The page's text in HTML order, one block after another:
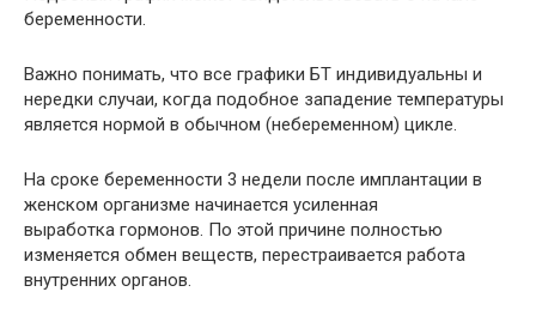
беременности.
Важно понимать, что все графики БТ индивидуальны и
нередки случаи, когда подобное западение температуры
является нормой в обычном (небеременном) цикле.
На сроке беременности 3 недели после имплантации в
женском организме начинается усиленная
выработка гормонов. По этой причине полностью
изменяется обмен веществ, перестраивается работа
внутренних органов.